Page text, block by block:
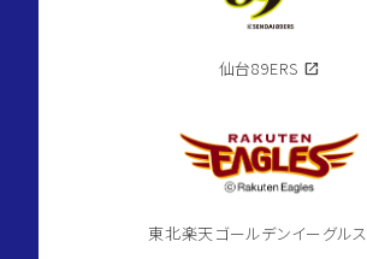
仙台89ERS open_in_new
東北楽天ゴールデンイーグルス